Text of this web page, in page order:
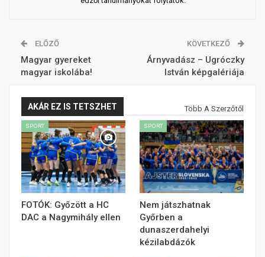
ELŐZŐ
Magyar gyereket
magyar iskolába!
KÖVETKEZŐ
Árnyvadász – Ugróczky
István képgalériája
AKÁR EZ IS TETSZHET Több A Szerzőtől
SPORT
FOTÓK: Győzött a HC
DAC a Nagymihály ellen
SPORT
Nem játszhatnak
Győrben a
dunaszerdahelyi
kézilabdázók